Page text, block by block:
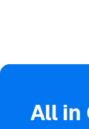
ションで取
oviceとKING
さい。
All in